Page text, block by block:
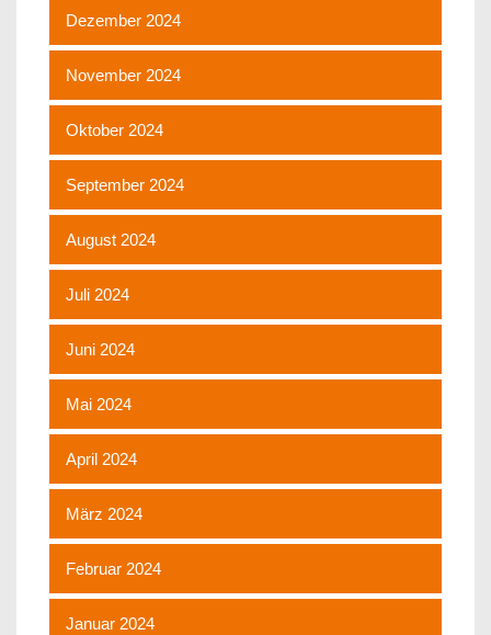
Dezember 2024
November 2024
Oktober 2024
September 2024
August 2024
Juli 2024
Juni 2024
Mai 2024
April 2024
März 2024
Februar 2024
Januar 2024